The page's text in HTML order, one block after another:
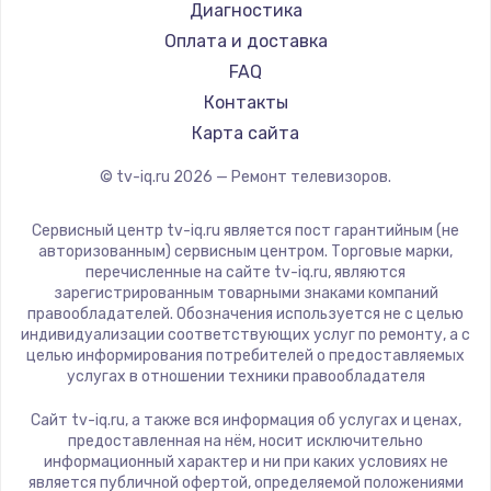
Замена видеокарты
1600 руб.
Заказать
Ремонт разъема питания
880 руб.
Заказать
Замена видеочипа
2745 руб.
Заказать
2600 руб.
Заказать
Hyundai
Doffler
Hiper
Grundig
HITACHI
Yandex
National
iFFALCON
Tuvio
Nord
BenQ
Диагностика
Оплата и доставка
FAQ
Контакты
Карта сайта
© tv-iq.ru 2026 — Ремонт телевизоров.
Сервисный центр tv-iq.ru является пост гарантийным (не
авторизованным) сервисным центром. Торговые марки,
перечисленные на сайте tv-iq.ru, являются
зарегистрированным товарными знаками компаний
правообладателей. Обозначения используется не с целью
индивидуализации соответствующих услуг по ремонту, а с
целью информирования потребителей о предоставляемых
услугах в отношении техники правообладателя
Сайт tv-iq.ru, а также вся информация об услугах и ценах,
предоставленная на нём, носит исключительно
информационный характер и ни при каких условиях не
является публичной офертой, определяемой положениями